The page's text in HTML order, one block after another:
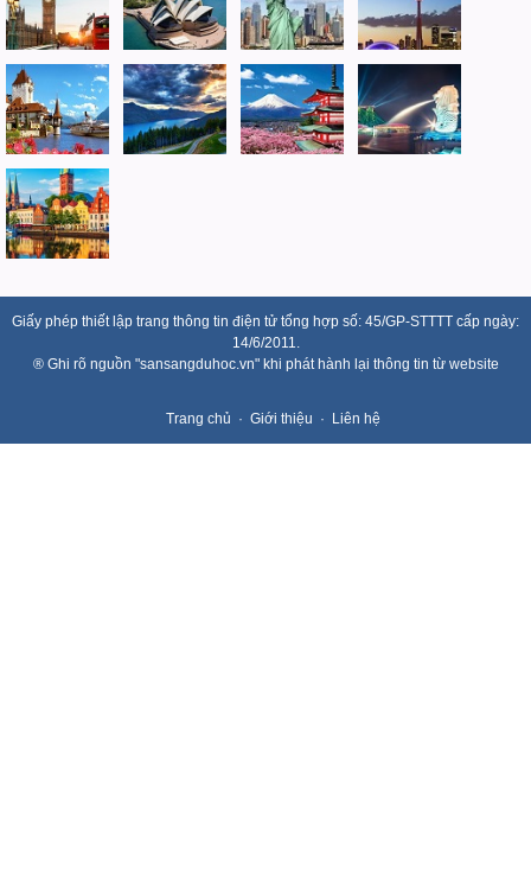
Giấy phép thiết lập trang thông tin điện tử tổng hợp số: 45/GP-STTTT cấp ngày:
14/6/2011.
® Ghi rõ nguồn "sansangduhoc.vn" khi phát hành lại thông tin từ website
Trang chủ Giới thiệu Liên hệ